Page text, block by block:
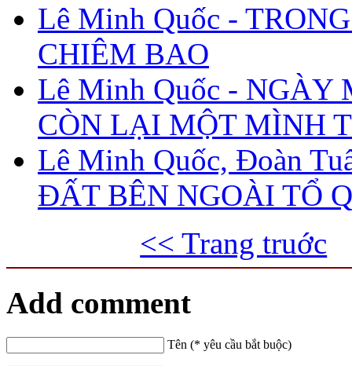
Lê Minh Quốc -
CHIÊM BAO
Lê Minh Quốc - NGÀY
CÒN LẠI MỘT MÌNH
Lê Minh Quốc, Đoàn
ĐẤT BÊN NGOÀI TỔ
<< Trang truớc
Add comment
Tên (* yêu cầu bắt buộc)